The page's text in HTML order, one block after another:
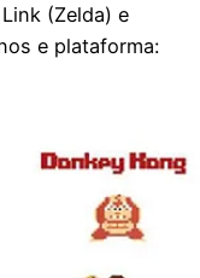
(Zelda) e
e plataforma: